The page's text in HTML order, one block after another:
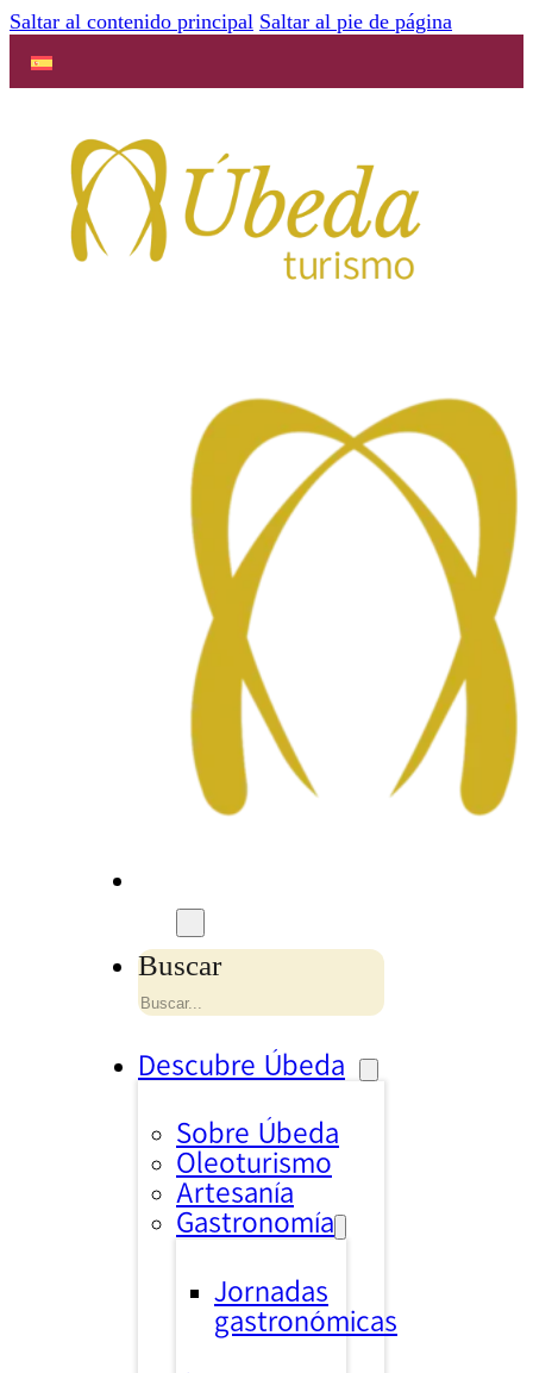
Saltar al contenido principal Saltar al pie de página
Buscar
Descubre Úbeda
Sobre Úbeda
Oleoturismo
Artesanía
Gastronomía
Jornadas
gastronómicas